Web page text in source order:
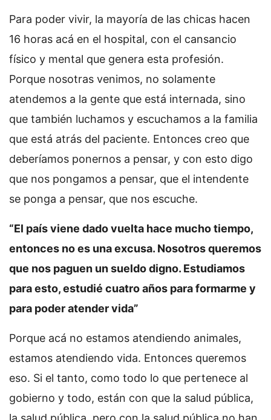
Para poder vivir, la mayoría de las chicas hacen
16 horas acá en el hospital, con el cansancio
físico y mental que genera esta profesión.
Porque nosotras venimos, no solamente
atendemos a la gente que está internada, sino
que también luchamos y escuchamos a la familia
que está atrás del paciente. Entonces creo que
deberíamos ponernos a pensar, y con esto digo
que nos pongamos a pensar, que el intendente
se ponga a pensar, que nos escuche.
“El país viene dado vuelta hace mucho tiempo,
entonces no es una excusa. Nosotros queremos
que nos paguen un sueldo digno. Estudiamos
para esto, estudié cuatro años para formarme y
para poder atender vida”
Porque acá no estamos atendiendo animales,
estamos atendiendo vida. Entonces queremos
eso. Si el tanto, como todo lo que pertenece al
gobierno y todo, están con que la salud pública,